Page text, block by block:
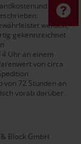
ggf.
werden,
gekennzeichnet
Uhr an einem
von circa
72 Stunden an
vorab darüber
Block GmbH